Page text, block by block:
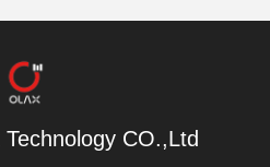
CO.,Ltd